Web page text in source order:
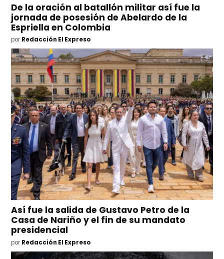
De la oración al batallón militar así fue la
jornada de posesión de Abelardo de la
Espriella en Colombia
por Redacción El Expreso
Así fue la salida de Gustavo Petro de la
Casa de Nariño y el fin de su mandato
presidencial
por Redacción El Expreso